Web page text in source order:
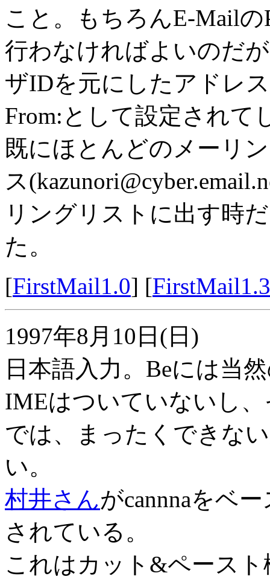
こと。もちろんE-Mailの
行わなければよいのだ
ザIDを元にしたアドレス
From:として設定されて
既にほとんどのメーリ
ス
リングリストに出す時
た。
[FirstMail1.0] [FirstMail1.3
1997年8月10日(日)
日本語入力。Beには当
IMEはついていないし
では、まったくできな
い。
村井さんがcannnaをベ
されている。
これはカット&ペース